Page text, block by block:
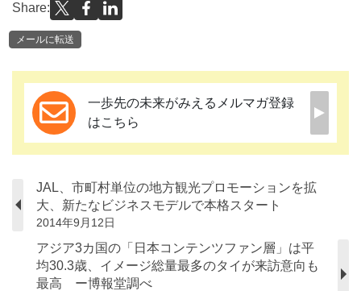
Share:
メールに転送
一歩先の未来がみえるメルマガ登録
はこちら
JAL、市町村単位の地方観光プロモーションを拡
大、新たなビジネスモデルで本格スタート
2014年9月12日
アジア3カ国の「日本コンテンツファン層」は平
均30.3歳、イメージ総量最多のタイが来訪意向も
最高 ー博報堂調べ